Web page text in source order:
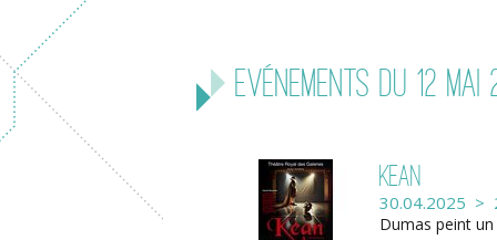
Evénements du 12 mai
Kean
30.04.2025 >
Dumas peint